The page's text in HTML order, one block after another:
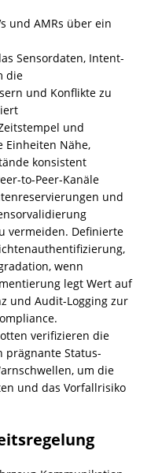
und AMRs über ein
Sensordaten, Intent-
die
und Konflikte zu
und
Einheiten Nähe,
konsistent
to-Peer-Kanäle
und
vermeiden. Definierte
wenn
legt Wert auf
und Audit-Logging zur
verifizieren die
Status-
um die
und das Vorfallrisiko